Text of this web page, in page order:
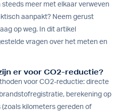
meer met elkaar verweven
aanpakt? Neem gerust
op weg. In dit artikel
vragen over het meten en
er voor CO2-reductie?
voor CO2-reductie: directe
berekening op
kilometers gereden of